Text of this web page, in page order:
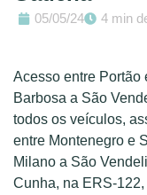
05/05/24 4 min
Acesso entre Portão
Barbosa a São
todos os veículos,
entre Montenegro e
Milano a São
Cunha, na ERS-